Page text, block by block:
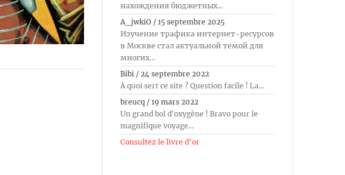
нахождения бюджетных...
A_jwkiO / 15 septembre 2025
Изучение трафика интернет-ресурсов
в Москве стал актуальной темой для
многих...
Bibi / 24 septembre 2022
À quoi sert ce site ? Question facile ! La...
breucq / 19 mars 2022
Un grand bol d'oxygène ! Bravo pour le
magnifique voyage...
Consultez le livre d’or